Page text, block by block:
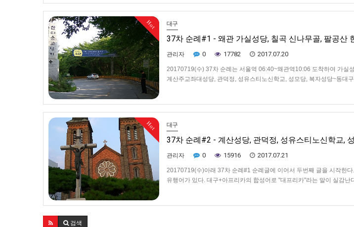
Hot 대구
37차 순례#1 - 왜관 가실성당, 칠곡 신나무골, 팔공산
관리자 0 17782 2017.07.20
20170719(수) 37차 순례는 서울역 06:40~왜관역10:06 도착하여 가실
계산주교좌대성당, 관덕정, 성유스티노신학교, 성모당, 복자성당~동대
Hot 대구
37차 순례#2 - 계산성당, 관덕정, 성유스티노신학교,
관리자 0 15916 2017.07.21
20170719(수)아래 37차 순례#1 순례글에 이어서 두번째 글을 시작한
유행어가 있다. 대구+아프리카의 합성어로 "대프리카"라는 말이 실감난
검색